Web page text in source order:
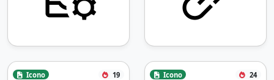
Icono 19 Icono 24